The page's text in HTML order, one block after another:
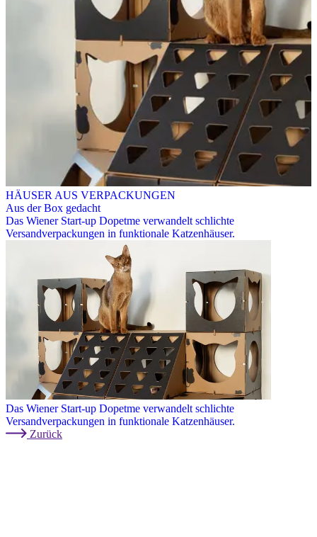
HÄUSER AUS VERPACKUNGEN
Aus der Box gedacht
Das Wiener Start-up Dopetme verwandelt schlichte
Versandverpackungen in funktionale Katzenhäuser.
Das Wiener Start-up Dopetme verwandelt schlichte
Versandverpackungen in funktionale Katzenhäuser.
Zurück